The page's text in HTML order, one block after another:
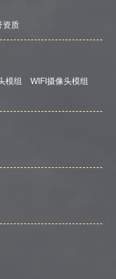
资质
模组
WIFI摄像头模组